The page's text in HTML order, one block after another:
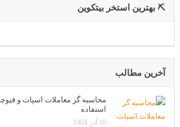
⛏ بهترین استخر بیتکوین
آخرین مطالب
محاسبه گر معاملات اسپات و
استفاده
18 آذر 1404